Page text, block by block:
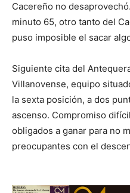
Cacereño no
minuto 65, otro tanto del
puso imposible el sacar
Siguiente cita del
Villanovense, equipo
la sexta posición, a dos
ascenso. Compromiso
obligados a ganar para no
preocupantes con el